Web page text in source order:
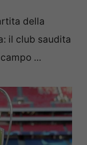
della
il club saudita
...